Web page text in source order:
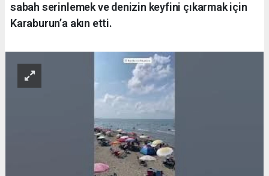
sabah serinlemek ve denizin keyfini çıkarmak için
Karaburun’a akın etti.